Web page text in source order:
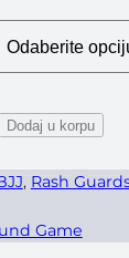
Dodaj u korpu
, Rash
Game